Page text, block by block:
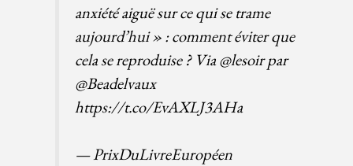
anxiété aiguë sur ce qui se trame
aujourd’hui » : comment éviter que
cela se reproduise ? Via@lesoirpar
@Beadelvaux
https://t.co/EvAXLJ3AHa
— PrixDuLivreEuropéen